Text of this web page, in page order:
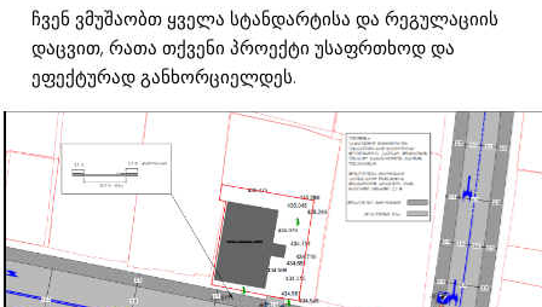
ჩვენ ვმუშაობთ ყველა სტანდარტისა და რეგულაციის
დაცვით, რათა თქვენი პროექტი უსაფრთხოდ და
ეფექტურად განხორციელდეს.